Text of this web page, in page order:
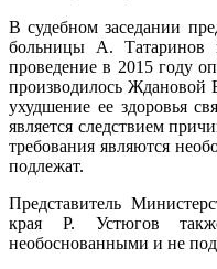
В судебном заседании
больницы А. Татаринов
проведение в 2015 году
производилось Ждановой
ухудшение ее здоровья
является следствием
требования являются
подлежат.
Представитель
края Р. Устюгов
необоснованными и не